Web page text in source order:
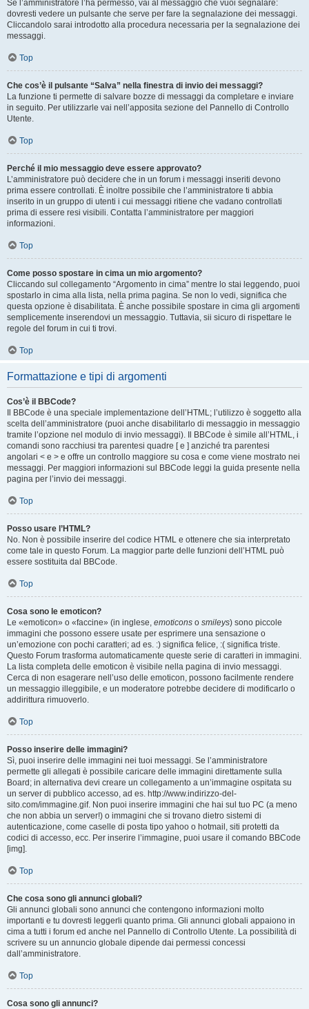
Se l’amministratore l’ha permesso, vai al messaggio che vuoi segnalare:
dovresti vedere un pulsante che serve per fare la segnalazione dei messaggi.
Cliccandolo sarai introdotto alla procedura necessaria per la segnalazione dei
messaggi.
Top
Che cos’è il pulsante “Salva” nella finestra di invio dei messaggi?
La funzione ti permette di salvare bozze di messaggi da completare e inviare
in seguito. Per utilizzarle vai nell’apposita sezione del Pannello di Controllo
Utente.
Top
Perché il mio messaggio deve essere approvato?
L’amministratore può decidere che in un forum i messaggi inseriti devono
prima essere controllati. È inoltre possibile che l’amministratore ti abbia
inserito in un gruppo di utenti i cui messaggi ritiene che vadano controllati
prima di essere resi visibili. Contatta l’amministratore per maggiori
informazioni.
Top
Come posso spostare in cima un mio argomento?
Cliccando sul collegamento “Argomento in cima” mentre lo stai leggendo, puoi
spostarlo in cima alla lista, nella prima pagina. Se non lo vedi, significa che
questa opzione è disabilitata. È anche possibile spostare in cima gli argomenti
semplicemente inserendovi un messaggio. Tuttavia, sii sicuro di rispettare le
regole del forum in cui ti trovi.
Top
Formattazione e tipi di argomenti
Cos’è il BBCode?
Il BBCode è una speciale implementazione dell’HTML; l’utilizzo è soggetto alla
scelta dell’amministratore (puoi anche disabilitarlo di messaggio in messaggio
tramite l’opzione nel modulo di invio messaggi). Il BBCode è simile all’HTML, i
comandi sono racchiusi tra parentesi quadre [ e ] anziché tra parentesi
angolari < e > e offre un controllo maggiore su cosa e come viene mostrato nei
messaggi. Per maggiori informazioni sul BBCode leggi la guida presente nella
pagina per l’invio dei messaggi.
Top
Posso usare l’HTML?
No. Non è possibile inserire del codice HTML e ottenere che sia interpretato
come tale in questo Forum. La maggior parte delle funzioni dell’HTML può
essere sostituita dal BBCode.
Top
Cosa sono le emoticon?
Le «emoticon» o «faccine» (in inglese, emoticons o smileys) sono piccole
immagini che possono essere usate per esprimere una sensazione o
un’emozione con pochi caratteri; ad es. :) significa felice, :( significa triste.
Questo Forum trasforma automaticamente queste serie di caratteri in immagini.
La lista completa delle emoticon è visibile nella pagina di invio messaggi.
Cerca di non esagerare nell’uso delle emoticon, possono facilmente rendere
un messaggio illeggibile, e un moderatore potrebbe decidere di modificarlo o
addirittura rimuoverlo.
Top
Posso inserire delle immagini?
Sì, puoi inserire delle immagini nei tuoi messaggi. Se l’amministratore
permette gli allegati è possibile caricare delle immagini direttamente sulla
Board; in alternativa devi creare un collegamento a un’immagine ospitata su
un server di pubblico accesso, ad es. http://www.indirizzo-del-
sito.com/immagine.gif. Non puoi inserire immagini che hai sul tuo PC (a meno
che non abbia un server!) o immagini che si trovano dietro sistemi di
autenticazione, come caselle di posta tipo yahoo o hotmail, siti protetti da
codici di accesso, ecc. Per inserire l’immagine, puoi usare il comando BBCode
[img].
Top
Che cosa sono gli annunci globali?
Gli annunci globali sono annunci che contengono informazioni molto
importanti e tu dovresti leggerli quanto prima. Gli annunci globali appaiono in
cima a tutti i forum ed anche nel Pannello di Controllo Utente. La possibilità di
scrivere su un annuncio globale dipende dai permessi concessi
dall’amministratore.
Top
Cosa sono gli annunci?